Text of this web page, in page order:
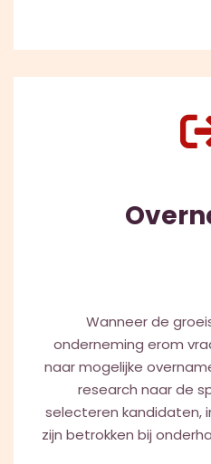
Wanneer de
onderneming erom
naar mogelijke
research naar de
selecteren kandidaten,
zijn betrokken bij